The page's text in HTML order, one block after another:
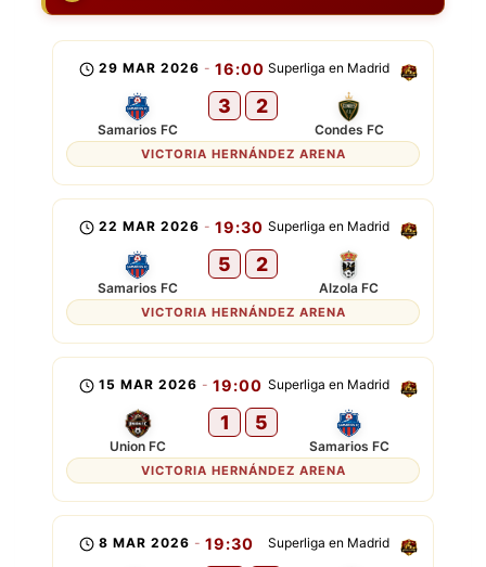
Superliga en Madrid
29 MAR 2026 - 16:00
Samarios FC
3 2
Condes FC
VICTORIA HERNÁNDEZ ARENA
Superliga en Madrid
22 MAR 2026 - 19:30
Samarios FC
5 2
Alzola FC
VICTORIA HERNÁNDEZ ARENA
Superliga en Madrid
15 MAR 2026 - 19:00
Union FC
1 5
Samarios FC
VICTORIA HERNÁNDEZ ARENA
Superliga en Madrid
8 MAR 2026 - 19:30